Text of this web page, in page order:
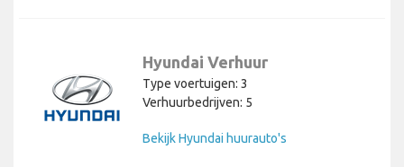
Hyundai Verhuur
Type voertuigen: 3
Verhuurbedrijven: 5
Bekijk Hyundai huurauto's